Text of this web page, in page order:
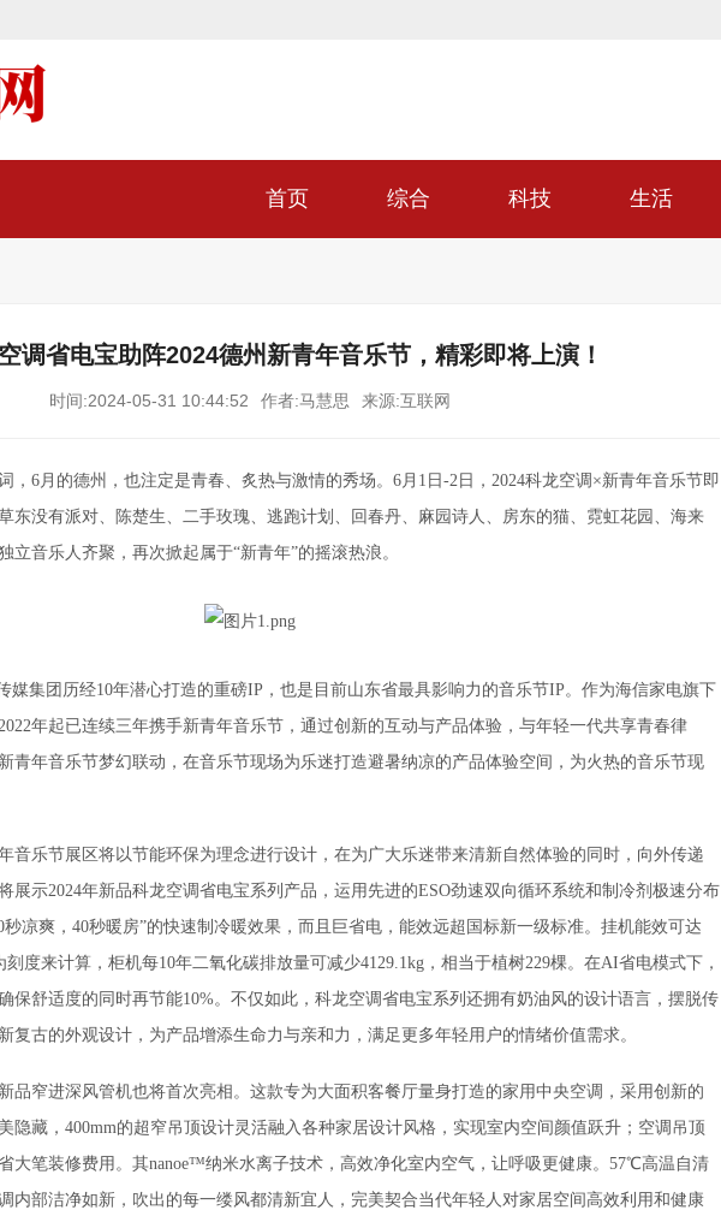
首页 综合 科技 生活
调省电宝助阵2024德州新青年音乐节，精彩即将上演！
时间:2024-05-31 10:44:52 作者:马慧思 来源:互联网
，6月的德州，也注定是青春、炙热与激情的秀场。6月1日-2日，2024科龙空调×新青年音乐节即
东没有派对、陈楚生、二手玫瑰、逃跑计划、回春丹、麻园诗人、房东的猫、霓虹花园、海来
立音乐人齐聚，再次掀起属于“新青年”的摇滚热浪。
媒集团历经10年潜心打造的重磅IP，也是目前山东省最具影响力的音乐节IP。作为海信家电旗下
年起已连续三年携手新青年音乐节，通过创新的互动与产品体验，与年轻一代共享青春律
青年音乐节梦幻联动，在音乐节现场为乐迷打造避暑纳凉的产品体验空间，为火热的音乐节现
音乐节展区将以节能环保为理念进行设计，在为广大乐迷带来清新自然体验的同时，向外传递
展示2024年新品科龙空调省电宝系列产品，运用先进的ESO劲速双向循环系统和制冷剂极速分布
凉爽，40秒暖房”的快速制冷暖效果，而且巨省电，能效远超国标新一级标准。挂机能效可达
度来计算，柜机每10年二氧化碳排放量可减少4129.1kg，相当于植树229棵。在AI省电模式下，
保舒适度的同时再节能10%。不仅如此，科龙空调省电宝系列还拥有奶油风的设计语言，摆脱传
复古的外观设计，为产品增添生命力与亲和力，满足更多年轻用户的情绪价值需求。
品窄进深风管机也将首次亮相。这款专为大面积客餐厅量身打造的家用中央空调，采用创新的
隐藏，400mm的超窄吊顶设计灵活融入各种家居设计风格，实现室内空间颜值跃升；空调吊顶
大笔装修费用。其nanoe™纳米水离子技术，高效净化室内空气，让呼吸更健康。57℃高温自清
内部洁净如新，吹出的每一缕风都清新宜人，完美契合当代年轻人对家居空间高效利用和健康